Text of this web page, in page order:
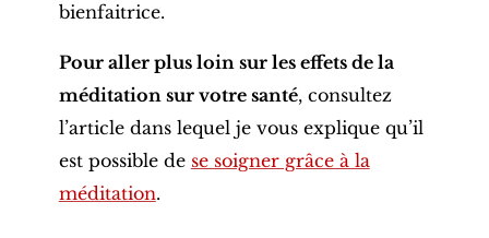
bienfaitrice.
Pour aller plus loin sur les effets de la
méditation sur votre santé, consultez
l’article dans lequel je vous explique qu’il
est possible de se soigner grâce à la
méditation.